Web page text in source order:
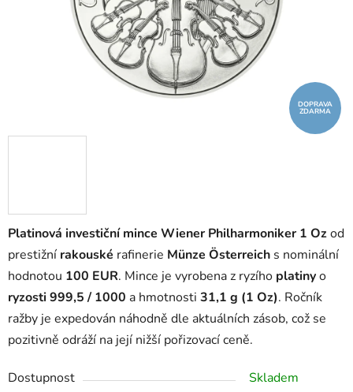
Platinová investiční mince Wiener Philharmoniker 1 Ozod
prestižní rakouské rafinerie Münze Österreich s nominální
hodnotou 100 EUR. Mince je vyrobena z ryzího platinyo
ryzosti 999,5 / 1000 a hmotnosti 31,1 g (1 Oz). Ročník
ražby je expedován náhodně dle aktuálních zásob, což se
pozitivně odráží na její nižší pořizovací ceně.
Dostupnost
Skladem
DOPRAVA
ZDARMA